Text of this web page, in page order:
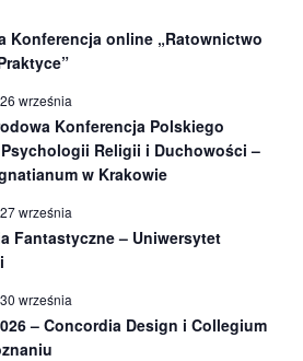
Konferencja online „Ratownictwo
26 września
Konferencja Polskiego
Religii i Duchowości –
w Krakowie
27 września
Fantastyczne – Uniwersytet
30 września
– Concordia Design i Collegium